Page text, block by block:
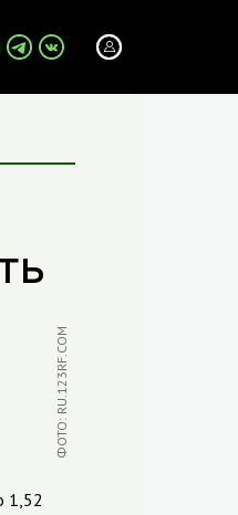
ФОТО: RU.123RF.COM
1,52